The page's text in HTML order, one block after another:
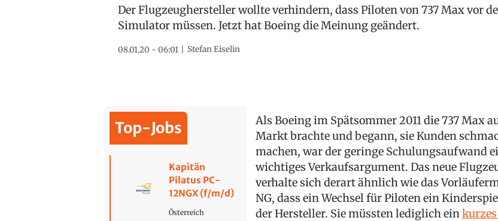
Der Flugzeughersteller wollte verhindern, dass Piloten von 737 Max vor
Simulator müssen. Jetzt hat Boeing die Meinung geändert.
08.01.20 - 06:01 Stefan Eiselin
Top-Jobs
Kapitän
Pilatus PC-
12NGX (f/m/d)
Österreich
Als Boeing im Spätsommer 2011 die 737 Max
Markt brachte und begann, sie Kunden
machen, war der geringe Schulungsaufwand
wichtiges Verkaufsargument. Das neue
verhalte sich derart ähnlich wie das
NG, dass ein Wechsel für Piloten ein
der Hersteller. Sie müssten lediglich ein